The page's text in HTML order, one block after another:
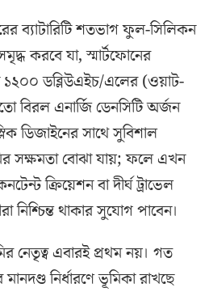
ব্যাটারিটি শতভাগ ফুল-সিলিকন
করবে যা, স্মার্টফোনের
১২০০ ডব্লিউএইচ/এলের (ওয়াট-
বিরল এনার্জি ডেনসিটি অর্জন
ডিজাইনের সাথে সুবিশাল
সক্ষমতা বোঝা যায়; ফলে এখন
ক্রিয়েশন বা দীর্ঘ ট্রাভেল
নিশ্চিন্ত থাকার সুযোগ পাবেন।
নেতৃত্ব এবারই প্রথম নয়। গত
নির্ধারণে ভূমিকা রাখছে